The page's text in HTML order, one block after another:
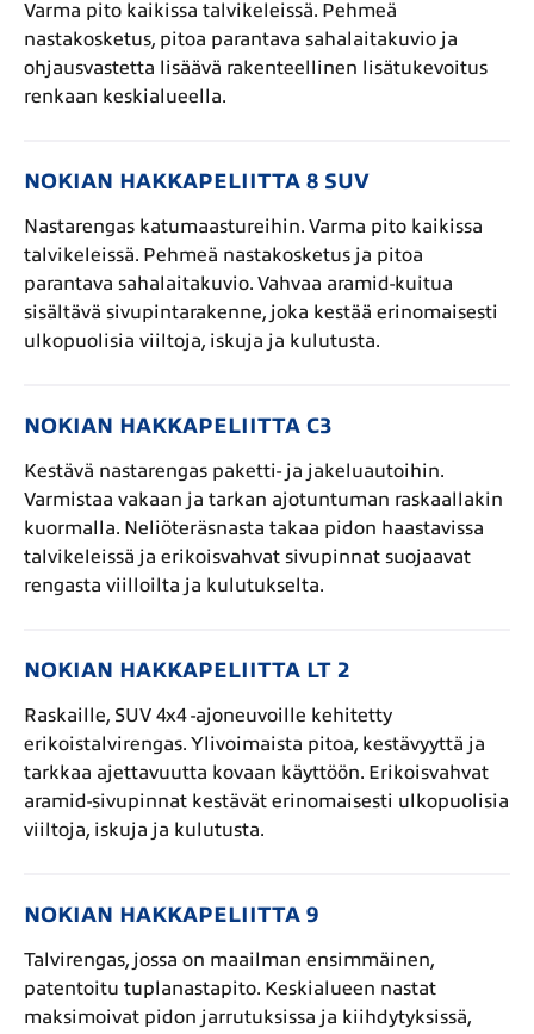
Varma pito kaikissa talvikeleissä. Pehmeä
nastakosketus, pitoa parantava sahalaitakuvio ja
ohjausvastetta lisäävä rakenteellinen lisätukevoitus
renkaan keskialueella.
NOKIAN HAKKAPELIITTA 8 SUV
Nastarengas katumaastureihin. Varma pito kaikissa
talvikeleissä. Pehmeä nastakosketus ja pitoa
parantava sahalaitakuvio. Vahvaa aramid-kuitua
sisältävä sivupintarakenne, joka kestää erinomaisesti
ulkopuolisia viiltoja, iskuja ja kulutusta.
NOKIAN HAKKAPELIITTA C3
Kestävä nastarengas paketti- ja jakeluautoihin.
Varmistaa vakaan ja tarkan ajotuntuman raskaallakin
kuormalla. Neliöteräsnasta takaa pidon haastavissa
talvikeleissä ja erikoisvahvat sivupinnat suojaavat
rengasta viilloilta ja kulutukselta.
NOKIAN HAKKAPELIITTA LT 2
Raskaille, SUV 4x4 -ajoneuvoille kehitetty
erikoistalvirengas. Ylivoimaista pitoa, kestävyyttä ja
tarkkaa ajettavuutta kovaan käyttöön. Erikoisvahvat
aramid-sivupinnat kestävät erinomaisesti ulkopuolisia
viiltoja, iskuja ja kulutusta.
NOKIAN HAKKAPELIITTA 9
Talvirengas, jossa on maailman ensimmäinen,
patentoitu tuplanastapito. Keskialueen nastat
maksimoivat pidon jarrutuksissa ja kiihdytyksissä,